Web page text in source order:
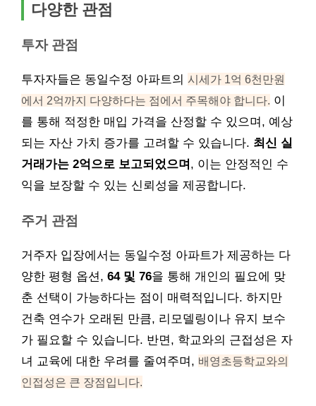
다양한 관점
투자 관점
투자자들은 동일수정 아파트의 시세가 1억 6천만원
에서 2억까지 다양하다는 점에서 주목해야 합니다. 이
를 통해 적정한 매입 가격을 산정할 수 있으며, 예상
되는 자산 가치 증가를 고려할 수 있습니다. 최신 실
거래가는 2억으로 보고되었으며 , 이는 안정적인 수
익을 보장할 수 있는 신뢰성을 제공합니다.
주거 관점
거주자 입장에서는 동일수정 아파트가 제공하는 다
양한 평형 옵션, 64 및 76을 통해 개인의 필요에 맞
춘 선택이 가능하다는 점이 매력적입니다. 하지만
건축 연수가 오래된 만큼, 리모델링이나 유지 보수
가 필요할 수 있습니다. 반면, 학교와의 근접성은 자
녀 교육에 대한 우려를 줄여주며, 배영초등학교와의
인접성은 큰 장점입니다.